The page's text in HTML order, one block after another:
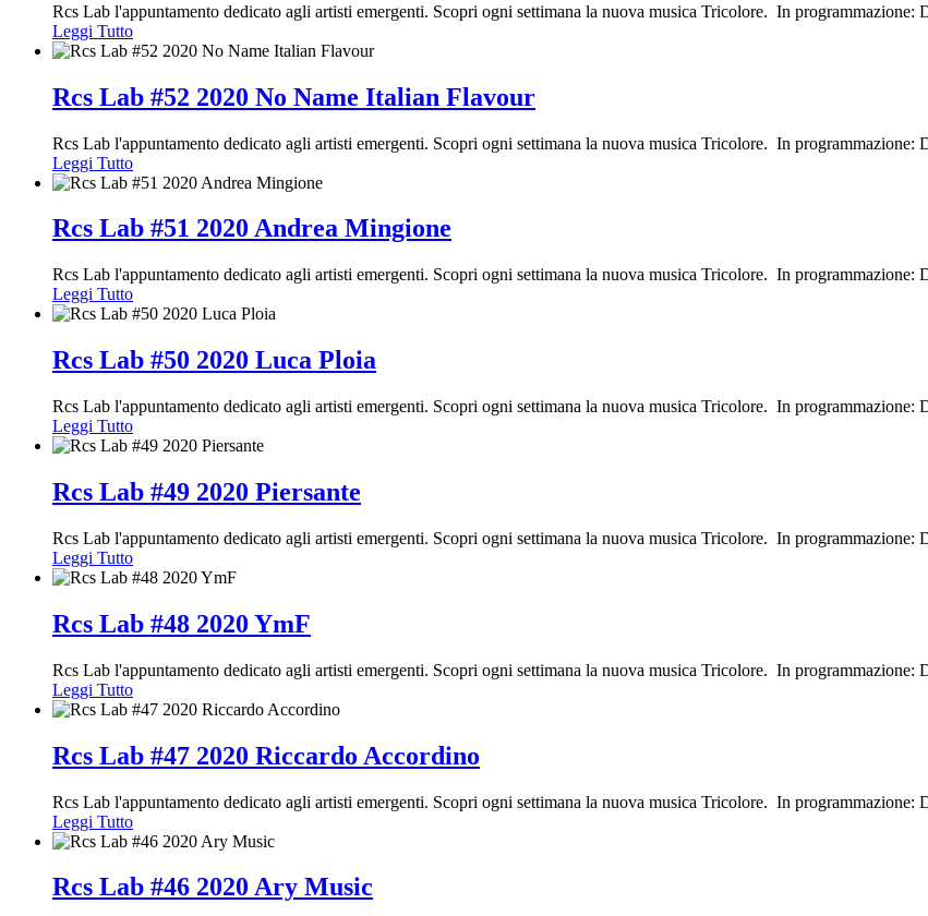
Rcs Lab l'appuntamento dedicato agli artisti emergenti. Scopri ogni settimana la nuova musica Tricolore. In programmazione:
Leggi Tutto
Rcs Lab #52 2020 No Name Italian Flavour
Rcs Lab l'appuntamento dedicato agli artisti emergenti. Scopri ogni settimana la nuova musica Tricolore. In programmazione:
Leggi Tutto
Rcs Lab #51 2020 Andrea Mingione
Rcs Lab l'appuntamento dedicato agli artisti emergenti. Scopri ogni settimana la nuova musica Tricolore. In programmazione:
Leggi Tutto
Rcs Lab #50 2020 Luca Ploia
Rcs Lab l'appuntamento dedicato agli artisti emergenti. Scopri ogni settimana la nuova musica Tricolore. In programmazione:
Leggi Tutto
Rcs Lab #49 2020 Piersante
Rcs Lab l'appuntamento dedicato agli artisti emergenti. Scopri ogni settimana la nuova musica Tricolore. In programmazione:
Leggi Tutto
Rcs Lab #48 2020 YmF
Rcs Lab l'appuntamento dedicato agli artisti emergenti. Scopri ogni settimana la nuova musica Tricolore. In programmazione:
Leggi Tutto
Rcs Lab #47 2020 Riccardo Accordino
Rcs Lab l'appuntamento dedicato agli artisti emergenti. Scopri ogni settimana la nuova musica Tricolore. In programmazione:
Leggi Tutto
Rcs Lab #46 2020 Ary Music